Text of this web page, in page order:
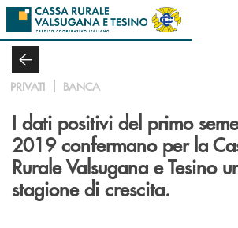
Salta al contenuto principale
PRIVATI BANCA
I dati positivi del primo
2019 confermano per la
Rurale Valsugana e Tesino
stagione di crescita.